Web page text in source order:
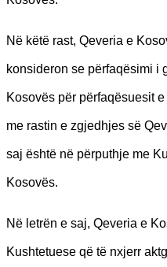
Në këtë rast, Qeveria e
konsideron se përfaqësimi i
Kosovës për përfaqësuesit
me rastin e zgjedhjes së
saj është në përputhje me
Kosovës.
Në letrën e saj, Qeveria e
Kushtetuese që të nxjerr